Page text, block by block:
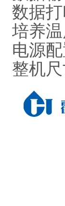
数据
培养
电源
整机